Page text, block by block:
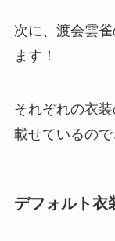
次に、渡会雲
ます！
それぞれの衣
載せているので
デフォルト衣